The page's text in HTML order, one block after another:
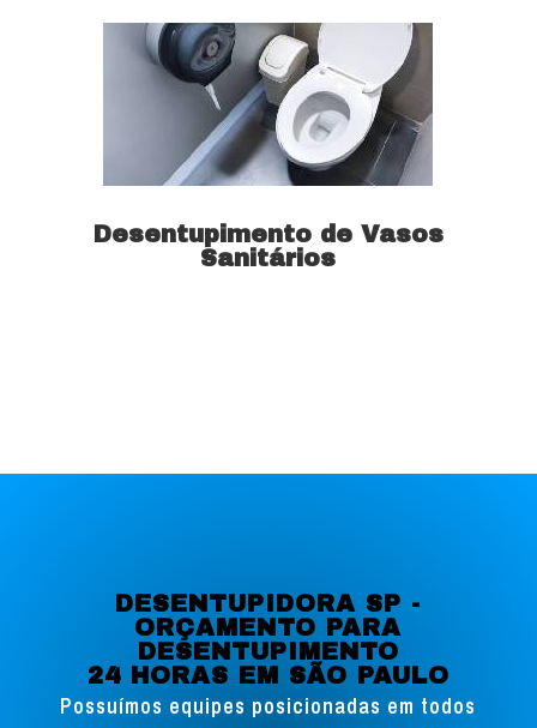
Desentupimento de Vasos
Sanitários
DESENTUPIDORA SP -
ORÇAMENTO PARA
DESENTUPIMENTO
24 HORAS EM SÃO PAULO
Possuímos equipes posicionadas em todos